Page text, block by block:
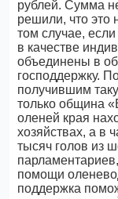
рублей. Сумма
решили, что это
том случае,
в качестве
объединены в
господдержку.
получившим
только община
оленей края
хозяйствах, а в
тысяч голов из
помощи
поддержка